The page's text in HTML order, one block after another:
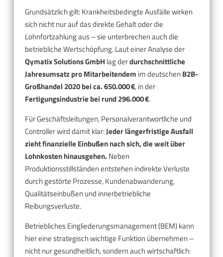
Grundsätzlich gilt: Krankheitsbedingte Ausfälle wirken
sich nicht nur auf das direkte Gehalt oder die
Lohnfortzahlung aus – sie unterbrechen auch die
betriebliche Wertschöpfung. Laut einer Analyse der
Qymatix Solutions GmbH lag derdurchschnittliche
Jahresumsatz pro Mitarbeitendem im deutschen B2B-
Großhandel 2020 bei ca. 650.000 €, in der
Fertigungsindustrie bei rund 296.000 €.
Für Geschäftsleitungen, Personalverantwortliche und
Controller wird damit klar:Jeder längerfristige Ausfall
zieht finanzielle Einbußen nach sich, die weit über
Lohnkosten hinausgehen. Neben
Produktionsstillständen entstehen indirekte Verluste
durch gestörte Prozesse, Kundenabwanderung,
Qualitätseinbußen und innerbetriebliche
Reibungsverluste.
Betriebliches Eingliederungsmanagement (BEM) kann
hier eine strategisch wichtige Funktion übernehmen –
nicht nur gesundheitlich, sondern auch wirtschaftlich: